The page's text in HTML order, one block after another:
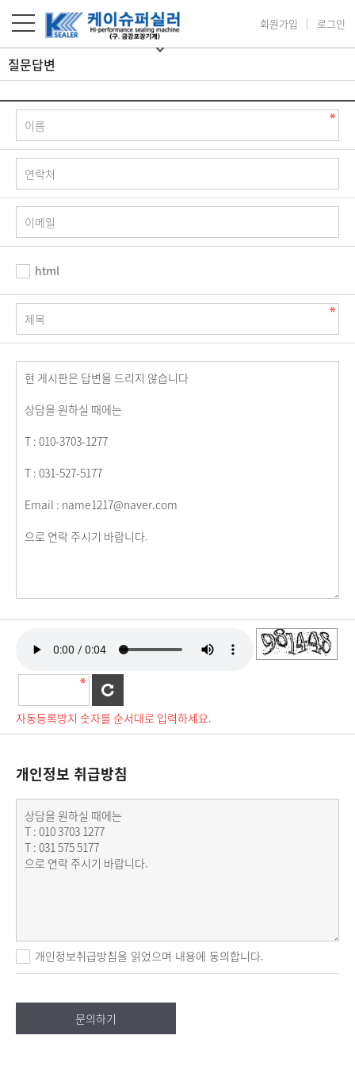
회원가입 로그인
질문답변
html
자동등록방지 숫자를 순서대로 입력하세요.
개인정보 취급방침
개인정보취급방침을 읽었으며 내용에 동의합니다.
문의하기